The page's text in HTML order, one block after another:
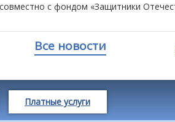
с фондом «Защитники
Все новости
Платные услуги